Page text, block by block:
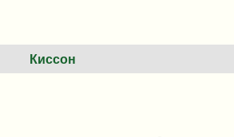
Киссон